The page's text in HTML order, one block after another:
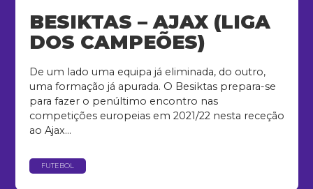
BESIKTAS – AJAX (LIGA
DOS CAMPEÕES)
De um lado uma equipa já eliminada, do outro,
uma formação já apurada. O Besiktas prepara-se
para fazer o penúltimo encontro nas
competições europeias em 2021/22 nesta receção
ao Ajax...
FUTEBOL